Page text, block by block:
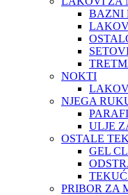
BAZNI
NOKTI
NJEGA
ULJE
OSTALE
GEL
PRIBOR ZA